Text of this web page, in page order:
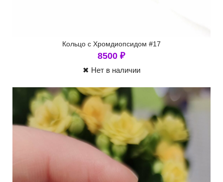
Кольцо с Хромдиопсидом #17
8500 ₽
✖ Нет в наличии